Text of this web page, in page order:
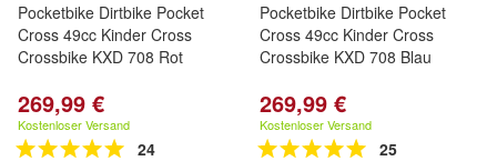
Pocketbike Dirtbike Pocket
Cross 49cc Kinder Cross
Crossbike KXD 708 Rot
269,99 €
Kostenloser Versand
24
Pocketbike Dirtbike Pocket
Cross 49cc Kinder Cross
Crossbike KXD 708 Blau
269,99 €
Kostenloser Versand
25